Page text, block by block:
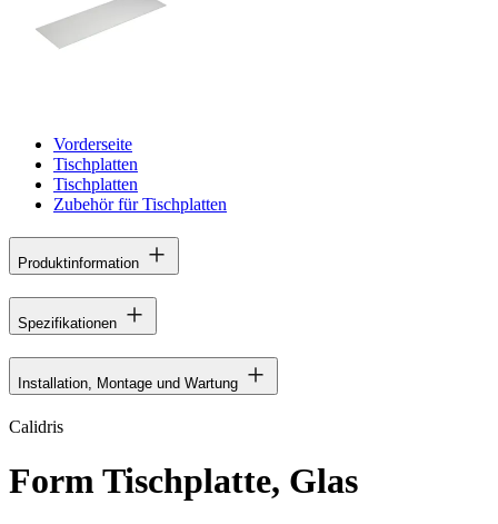
Vorderseite
Tischplatten
Tischplatten
Zubehör für Tischplatten
Produktinformation
Spezifikationen
Installation, Montage und Wartung
Calidris
Form Tischplatte, Glas